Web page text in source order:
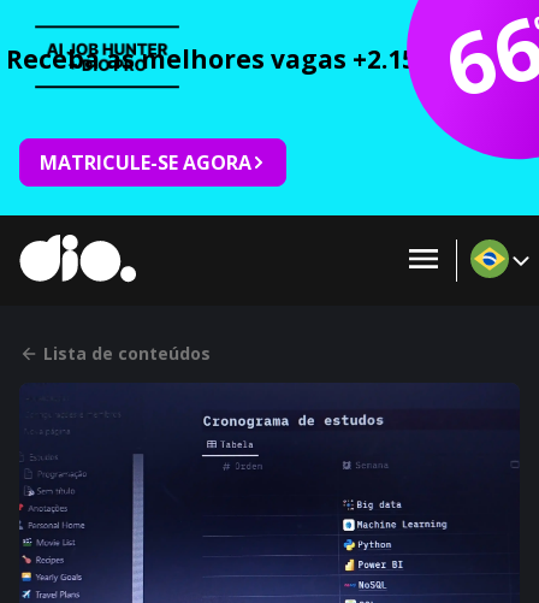
Receba as melhores vagas +2.150 cursos
MATRICULE-SE AGORA
Lista de conteúdos